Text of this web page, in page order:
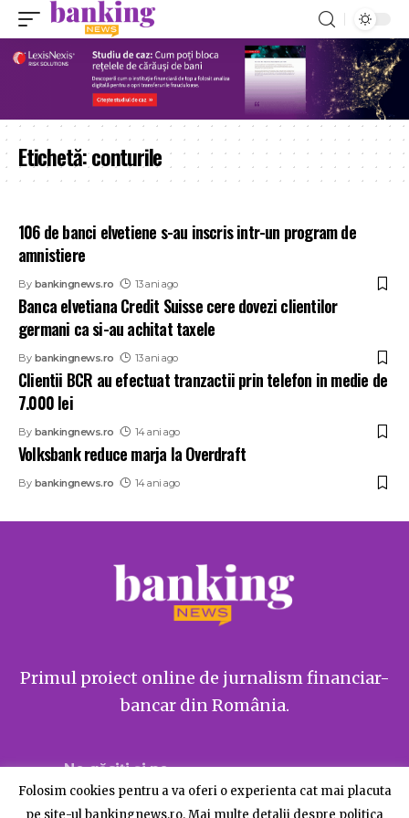
Etichetă:conturile
106 de banci elvetiene s-au inscris intr-un program de
amnistiere
By bankingnews.ro 13 ani ago
Banca elvetiana Credit Suisse cere dovezi clientilor
germani ca si-au achitat taxele
By bankingnews.ro 13 ani ago
Clientii BCR au efectuat tranzactii prin telefon in medie de
7.000 lei
By bankingnews.ro 14 ani ago
Volksbank reduce marja la Overdraft
By bankingnews.ro 14 ani ago
Primul proiect online de jurnalism financiar-
bancar din România.
Ne găsiți și pe
Folosim cookies pentru a va oferi o experienta cat mai placuta